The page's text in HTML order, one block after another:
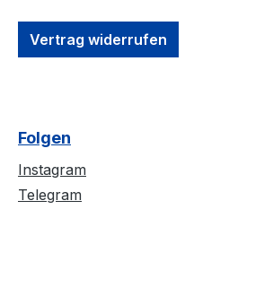
Vertrag widerrufen
Folgen
Instagram
Telegram